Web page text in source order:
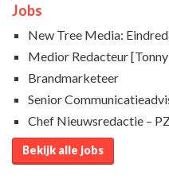
Jobs
New Tree Media:
Medior Redacteur
Brandmarketeer
Senior
Chef Nieuwsredactie –
Bekijk alle jobs